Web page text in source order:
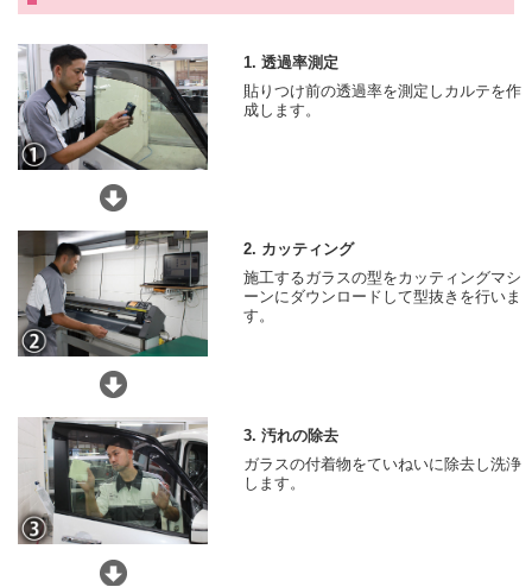
1. 透過率測定
貼りつけ前の透過率を測定しカルテを作
成します。
2. カッティング
施工するガラスの型をカッティングマシ
ーンにダウンロードして型抜きを行いま
す。
3. 汚れの除去
ガラスの付着物をていねいに除去し洗浄
します。